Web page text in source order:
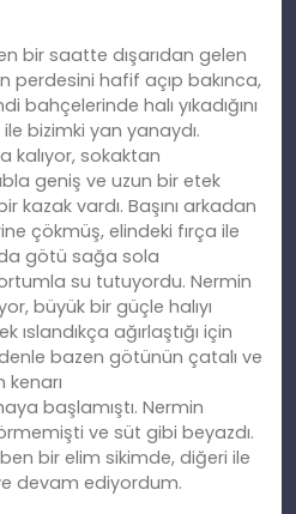
bir saatte dışarıdan gelen
perdesini hafif açıp bakınca,
bahçelerinde halı yıkadığını
bizimki yan yanaydı.
kalıyor, sokaktan
geniş ve uzun bir etek
kazak vardı. Başını arkadan
çökmüş, elindeki fırça ile
götü sağa sola
su tutuyordu. Nermin
büyük bir güçle halıyı
ıslandıkça ağırlaştığı için
bazen götünün çatalı ve
başlamıştı. Nermin
ve süt gibi beyazdı.
bir elim sikimde, diğeri ile
devam ediyordum.